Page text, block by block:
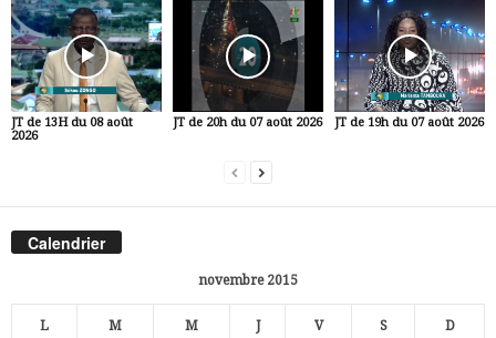
JT de 13H du 08 août
2026
JT de 20h du 07 août 2026 JT de 19h du 07 août 2026
Calendrier
novembre 2015
L M M J V S D